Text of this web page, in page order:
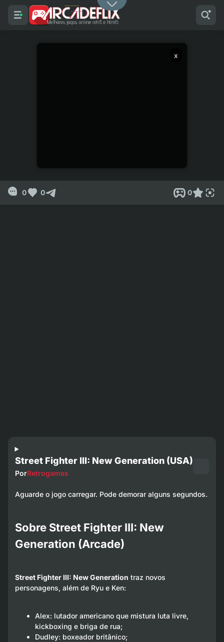
x
0 0 0
Street Fighter III: New Generation (USA)
PorRetrogames
Aguarde o jogo carregar. Pode demorar alguns segundos.
Sobre Street Fighter III: New
Generation (Arcade)
Street Fighter III: New Generation traz novos
personagens, além de Ryu e Ken:
Alex: lutador americano que mistura luta livre,
kickboxing e briga de rua;
Dudley: boxeador britânico;